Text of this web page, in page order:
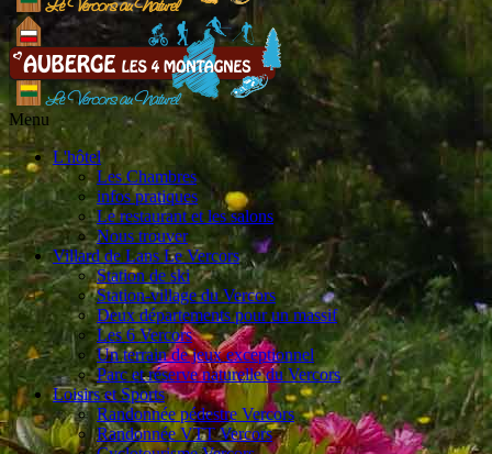
Menu
L'hôtel
Les Chambres
infos pratiques
Le restaurant et les salons
Nous trouver
Villard de Lans Le Vercors
Station de ski
Station-village du Vercors
Deux départements pour un massif
Les 6 Vercors
Un terrain de jeux exceptionnel
Parc et réserve naturelle du Vercors
Loisirs et Sports
Randonnée pédestre Vercors
Randonnée VTT Vercors